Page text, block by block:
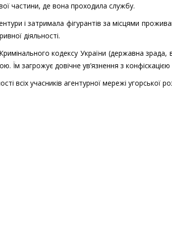
частини, де вона проходила службу.
і затримала фігурантів за місцями
діяльності.
кодексу України (державна зрада,
Їм загрожує довічне ув’язнення з
всіх учасників агентурної мережі угорської